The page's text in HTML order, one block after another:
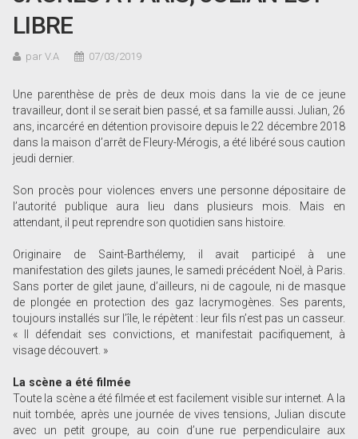
LIBRE
par V.A 07/03/2019
Une parenthèse de près de deux mois dans la vie de ce jeune
travailleur, dont il se serait bien passé, et sa famille aussi. Julian, 26
ans, incarcéré en détention provisoire depuis le 22 décembre 2018
dans la maison d’arrêt de Fleury-Mérogis, a été libéré sous caution
jeudi dernier.
Son procès pour violences envers une personne dépositaire de
l’autorité publique aura lieu dans plusieurs mois. Mais en
attendant, il peut reprendre son quotidien sans histoire.
Originaire de Saint-Barthélemy, il avait participé à une
manifestation des gilets jaunes, le samedi précédent Noël, à Paris.
Sans porter de gilet jaune, d’ailleurs, ni de cagoule, ni de masque
de plongée en protection des gaz lacrymogènes. Ses parents,
toujours installés sur l’île, le répètent : leur fils n’est pas un casseur.
« Il défendait ses convictions, et manifestait pacifiquement, à
visage découvert. »
La scène a été filmée
Toute la scène a été filmée et est facilement visible sur internet. A la
nuit tombée, après une journée de vives tensions, Julian discute
avec un petit groupe, au coin d’une rue perpendiculaire aux